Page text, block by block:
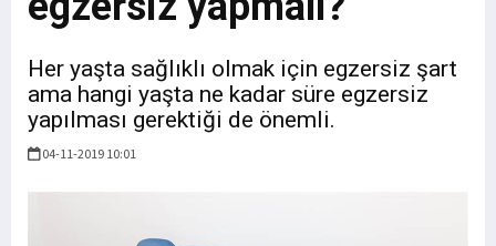
Her yaşta sağlıklı olmak için egzersiz şart
ama hangi yaşta ne kadar süre egzersiz
yapılması gerektiği de önemli.
04-11-2019 10:01